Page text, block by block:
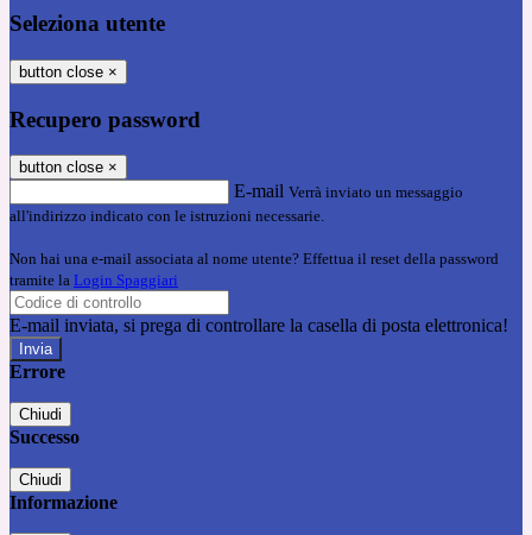
Seleziona utente
button close ×
Recupero password
button close ×
E-mail Verrà inviato un messaggio
all'indirizzo indicato con le istruzioni necessarie.
Non hai una e-mail associata al nome utente? Effettua il reset della password
tramite la Login Spaggiari
E-mail inviata, si prega di controllare la casella di posta elettronica!
Errore
Chiudi
Successo
Chiudi
Informazione